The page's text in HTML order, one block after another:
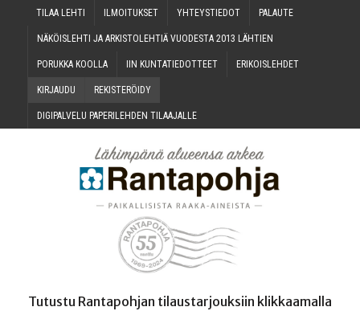
TILAA LEH­TI ILMOI­TUK­SET YHTEYS­TIE­DOT PALAU­TE
NÄKÖIS­LEH­TI JA ARKIS­TO­LEH­TIÄ VUO­DES­TA 2013 LÄHTIEN
PORUK­KA KOOLLA IIN KUN­TA­TIE­DOT­TEET ERI­KOIS­LEH­DET
KIR­JAU­DU REKIS­TE­RÖI­DY
DIGI­PAL­VE­LU PAPE­RI­LEH­DEN TILAAJALLE
Tutustu Rantapohjan tilaustarjouksiin klikkaamalla